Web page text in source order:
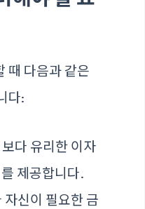
때 다음과 같은
다:
다 유리한 이자
제공합니다.
자신이 필요한 금